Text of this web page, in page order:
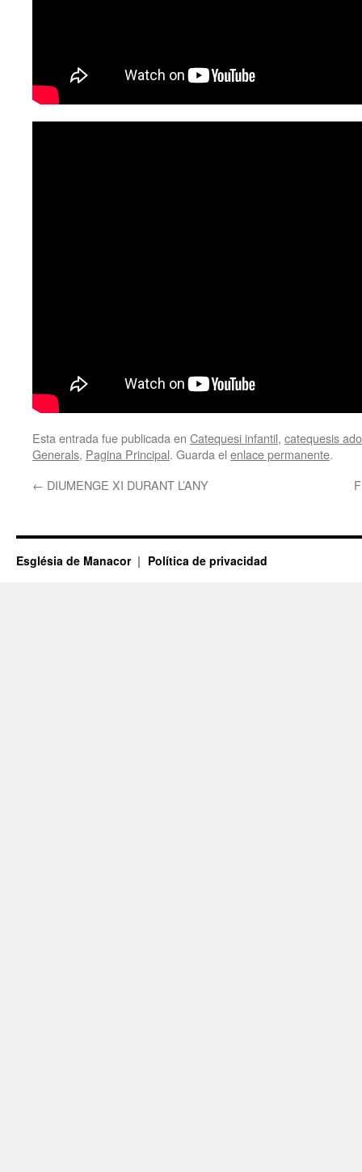
Esta entrada fue publicada en Catequesi infantil, catequesis
Generals, Pagina Principal. Guarda el enlace permanente.
← DIUMENGE XI DURANT L’ANY
Església de Manacor Política de privacidad